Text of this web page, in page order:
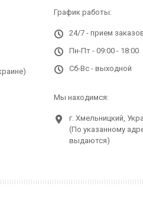
График работы:
24/7 - прием
Пн-Пт - 09:00 - 18:00
Сб-Вс - выходной
Мы находимся:
г. Хмельницкий,
(По указанному
выдаются)